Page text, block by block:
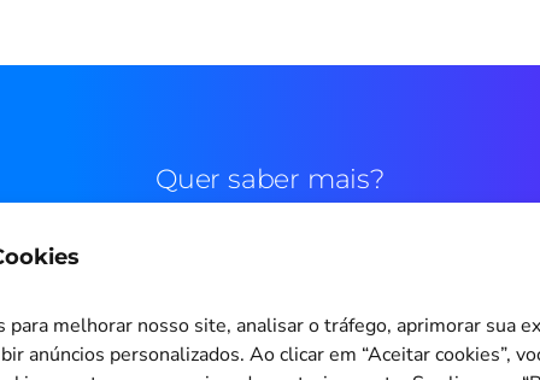
para melhorar nosso site, analisar o tráfego, aprimorar sua
anúncios personalizados. Ao clicar em “Aceitar cookies”,
Quer saber mais?